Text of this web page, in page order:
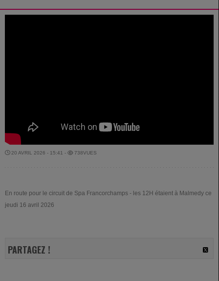
20 AVRIL 2026 - 15:41 - 738VUES
En route pour le circuit de Spa Francorchamps - les 12H étaient à Malmedy ce
jeudi 16 avril 2026
PARTAGEZ !